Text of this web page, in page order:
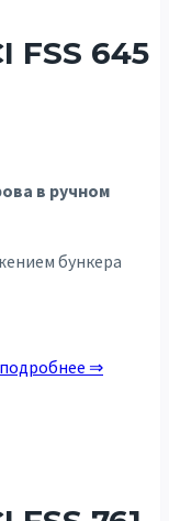
FSS 645
в ручном
бункера
⇒